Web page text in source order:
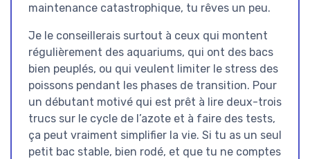
maintenance catastrophique, tu rêves un peu.
Je le conseillerais surtout à ceux qui montent
régulièrement des aquariums, qui ont des bacs
bien peuplés, ou qui veulent limiter le stress des
poissons pendant les phases de transition. Pour
un débutant motivé qui est prêt à lire deux-trois
trucs sur le cycle de l’azote et à faire des tests,
ça peut vraiment simplifier la vie. Si tu as un seul
petit bac stable, bien rodé, et que tu ne comptes